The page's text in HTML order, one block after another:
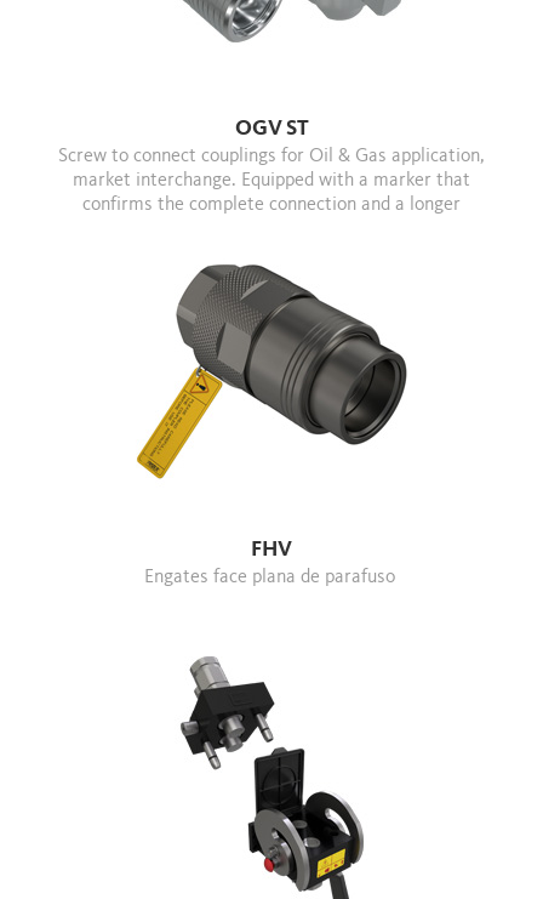
OGV ST
Screw to connect couplings for Oil & Gas application,
market interchange. Equipped with a marker that
confirms the complete connection and a longer
FHV
Engates face plana de parafuso